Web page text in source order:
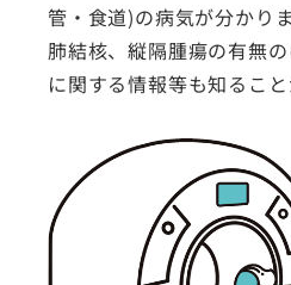
管・食道)の病気が分かり
肺結核、縦隔腫瘍の有無
に関する情報等も知ること